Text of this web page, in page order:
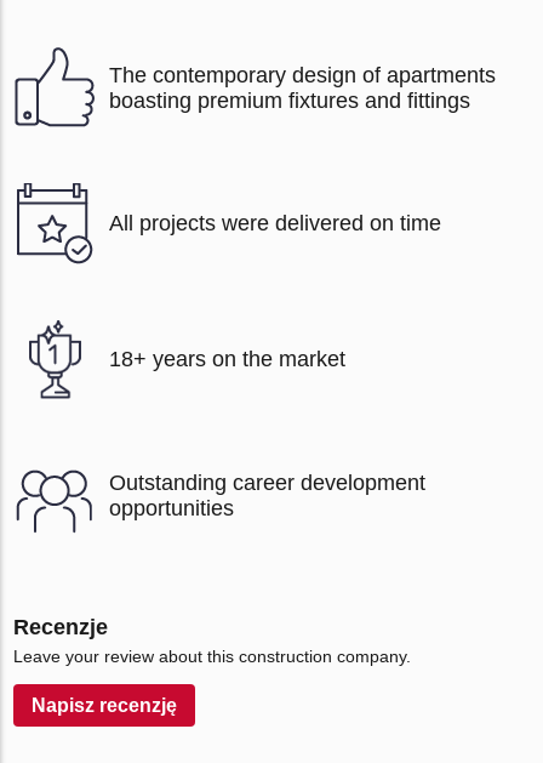
The contemporary design of apartments
boasting premium fixtures and fittings
All projects were delivered on time
18+ years on the market
Outstanding career development
opportunities
Recenzje
Leave your review about this construction company.
Napisz recenzję